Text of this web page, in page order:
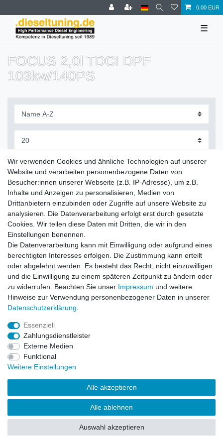
0,00 EUR
☰
FOCUS 2,0l TDCI DPF
103kw/140PS
Filter
Zahlung und Versand
Impressum Daten­schutz­erklärung AGB
Barrierefreiheitserklärung Widerrufs­recht
Vertrag widerrufen
© Copyright 2026 | Alle Rechte vorbehalten.
Wir verwenden Cookies und ähnliche Technologien auf unserer
Website und verarbeiten personenbezogene Daten von
Besucher:innen unserer Webseite (z.B. IP-Adresse), um z.B.
Inhalte und Anzeigen zu personalisieren, Medien von
Drittanbietern einzubinden oder Zugriffe auf unsere Website zu
analysieren. Die Datenverarbeitung erfolgt erst durch gesetzte
Cookies. Wir teilen diese Daten mit Dritten, die wir in den
Einstellungen benennen.
Die Datenverarbeitung kann mit Einwilligung oder aufgrund eines
berechtigten Interesses erfolgen. Die Zustimmung kann erteilt
oder abgelehnt werden. Es besteht das Recht, nicht einzuwilligen
und die Einwilligung zu einem späteren Zeitpunkt zu ändern oder
zu widerrufen. Beachten Sie unser Impressum und weitere
Hinweise zur Verwendung personenbezogener Daten in unserer
Daten­schutz­erklärung
Essenziell
Zahlungsdienstleister
Externe Medien
Funktional
Weitere Einstellungen
Alle akzeptieren
Alle ablehnen
Auswahl akzeptieren